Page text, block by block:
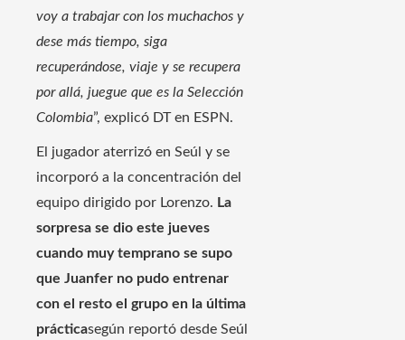
voy a trabajar con los muchachos y
dese más tiempo, siga
recuperándose, viaje y se recupera
por allá, juegue que es la Selección
Colombia”, explicó DT en ESPN.
El jugador aterrizó en Seúl y se
incorporó a la concentración del
equipo dirigido por Lorenzo. La
sorpresa se dio este jueves
cuando muy temprano se supo
que Juanfer no pudo entrenar
con el resto el grupo en la última
prácticasegún reportó desde Seúl